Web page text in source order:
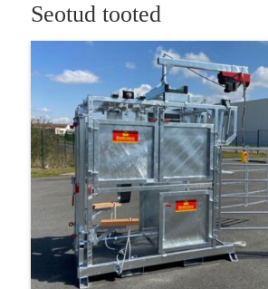
Seotud tooted